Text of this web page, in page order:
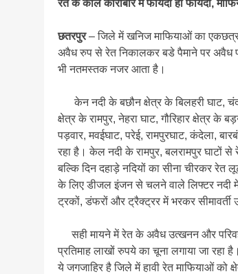
रेत के काले कारोबार में फायदा ही फायदा,
छतरपुर– जिले में खनिज माफियाओं का
अवैध रुप से रेत निकालकर बडे पैमाने पर अवैध
भी नतमस्तक नजर आता है।
केन नदी के बछौन क्षेत्र के बिलहरी घाट,
क्षेत्र के रामपुर, नेहरा घाट, गौरिहार क्षेत्र
पड़वार, मवईघाट, परेई, रामपुरघाट, कंदेला,
रहा है। केल नदी के रामपुर, बलरामपुर घाटों
बल्कि दिन दहाड़े नदियों का सीना चीरकर
के लिए डीजल इंजन से चलने वाले लिफ्टर नदी में
ट्रकों, डंफरों और ट्रैक्ट्रर में भरकर सीमावर्ती
सही मायने में रेत के अवैध उत्खनन और
प्रतिमाह लाखों रुपये का चूना लगाया जा
ये जगजाहिर है जिले में हावी रेत माफियाओं को